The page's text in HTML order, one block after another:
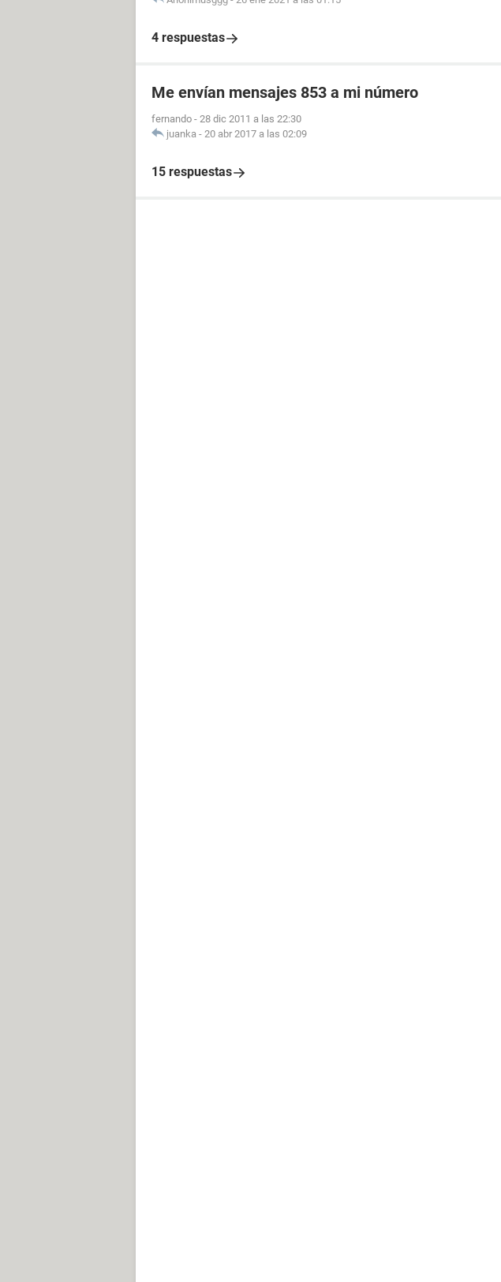
4 respuestas
Me envían mensajes 853 a mi número
fernando - 28 dic 2011 a las 22:30
juanka - 20 abr 2017 a las 02:09
15 respuestas